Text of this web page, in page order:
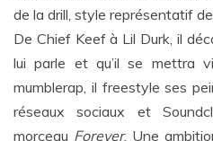
de la drill, style représentatif
De Chief Keef à Lil Durk, il
lui parle et qu’il se mettra
mumblerap, il freestyle ses
réseaux sociaux et
morceau Forever. Une